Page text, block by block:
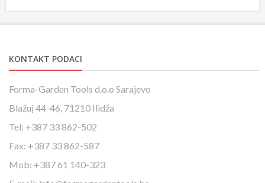
KONTAKT PODACI
Forma-Garden Tools d.o.o Sarajevo
Blažuj 44-46, 71210 Ilidža
Tel: +387 33 862-502
Fax: +387 33 862-587
Mob: +387 61 140-323